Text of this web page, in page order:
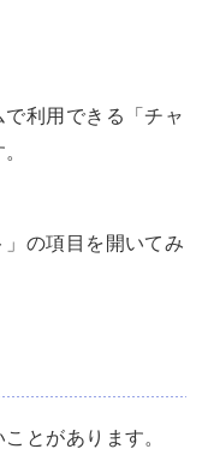
利用できる「チャ
の項目を開いてみ
とがあります。